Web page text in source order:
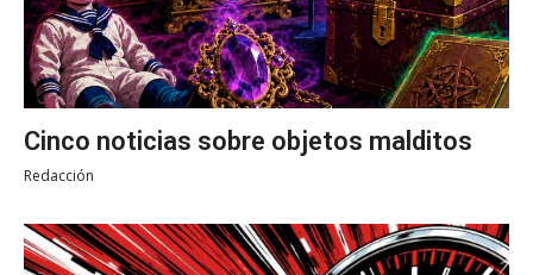
Cinco noticias sobre objetos malditos
Redacción